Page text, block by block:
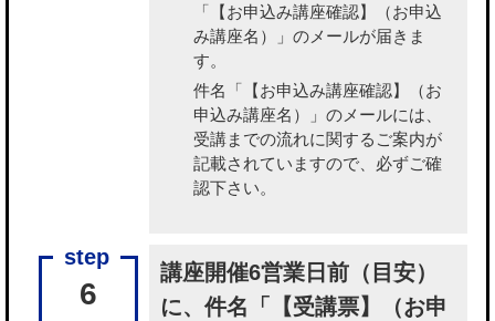
「【お申込み講座確認】（お申込
み講座名）」のメールが届きま
す。
件名「【お申込み講座確認】（お
申込み講座名）」のメールには、
受講までの流れに関するご案内が
記載されていますので、必ずご確
認下さい。
6
講座開催6営業日前（目安）
に、件名「【受講票】（お申